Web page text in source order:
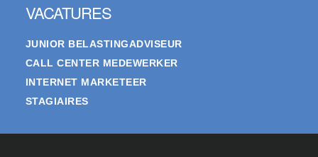
VACATURES
JUNIOR BELASTINGADVISEUR
CALL CENTER MEDEWERKER
INTERNET MARKETEER
STAGIAIRES